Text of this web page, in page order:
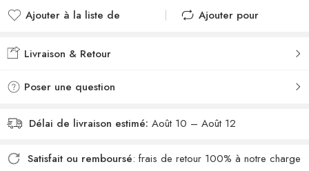
Ajouter à la liste de
Ajouté à la liste de
Ajouter pour
Livraison & Retour
Poser une question
Délai de livraison estimé: Août 10 – Août 12
Satisfait ou remboursé: frais de retour 100% à notre charge